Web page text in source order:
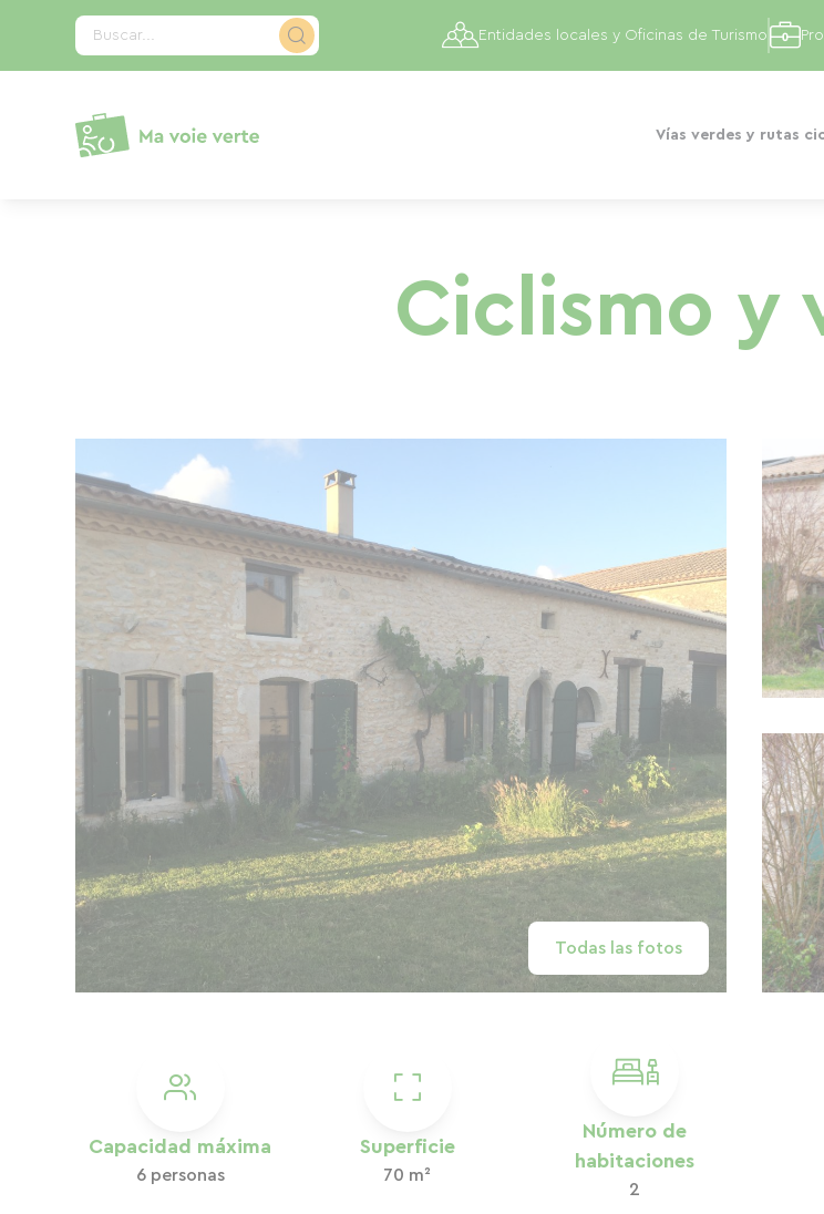
Buscar...
Vías verdes y rutas
Entidades locales y Oficinas de Turismo
Ciclismo y
Todas las fotos
Capacidad máxima
6 personas
Superficie
70 m²
Número de
habitaciones
2
Panel de gestión de cookies